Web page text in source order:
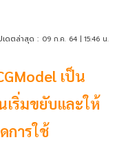
ดตล่าสุด : 09 ก.ค. 64 | 15:46 น.
เป็น
เริ่มขยับและให้
การใช้